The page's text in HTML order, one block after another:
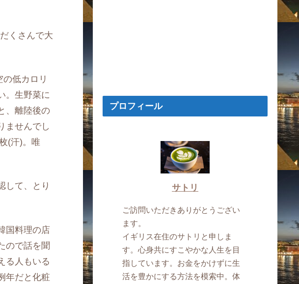
くさんで大
低カロリ
。生野菜に
、離陸後の
ませんでし
(汗)。唯
して、とり
国料理の店
ので話を聞
る人もいる
年だと化粧
プロフィール
サトリ
ご訪問いただきありがとうござい
ます。
イギリス在住のサトリと申しま
す。心身共にすこやかな人生を目
指しています。お金をかけずに生
活を豊かにする方法を模索中。体